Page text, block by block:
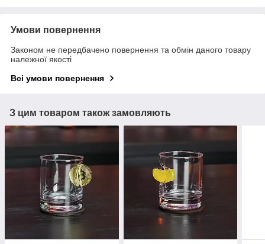
Умови повернення
Законом не передбачено повернення та обмін даного товару
належної якості
Всі умови повернення
З цим товаром також замовляють